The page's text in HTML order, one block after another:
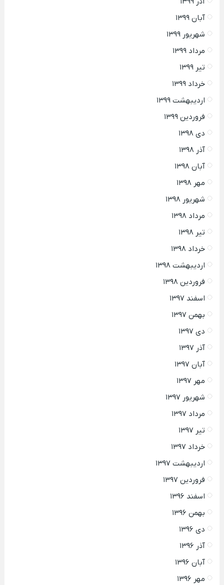
آبان ۱۳۹۹
شهریور ۱۳۹۹
مرداد ۱۳۹۹
تیر ۱۳۹۹
خرداد ۱۳۹۹
اردیبهشت ۱۳۹۹
فروردین ۱۳۹۹
دی ۱۳۹۸
آذر ۱۳۹۸
آبان ۱۳۹۸
مهر ۱۳۹۸
شهریور ۱۳۹۸
مرداد ۱۳۹۸
تیر ۱۳۹۸
خرداد ۱۳۹۸
اردیبهشت ۱۳۹۸
فروردین ۱۳۹۸
اسفند ۱۳۹۷
بهمن ۱۳۹۷
دی ۱۳۹۷
آذر ۱۳۹۷
آبان ۱۳۹۷
مهر ۱۳۹۷
شهریور ۱۳۹۷
مرداد ۱۳۹۷
تیر ۱۳۹۷
خرداد ۱۳۹۷
اردیبهشت ۱۳۹۷
فروردین ۱۳۹۷
اسفند ۱۳۹۶
بهمن ۱۳۹۶
دی ۱۳۹۶
آذر ۱۳۹۶
آبان ۱۳۹۶
مهر ۱۳۹۶